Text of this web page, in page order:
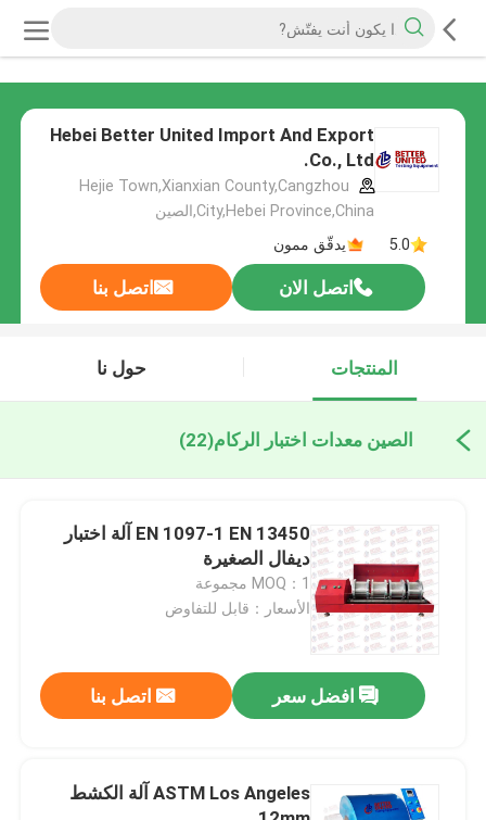
Hebei Better United Import And Export
Co., Ltd.
Hejie Town,Xianxian County,Cangzhou
City,Hebei Province,China,الصين
5.0
يدقّق ممون
اتصل الان اتصل بنا
المنتجات حول نا
الصين معدات اختبار الركام(22)
EN 1097-1 EN 13450 آلة اختبار
ديفال الصغيرة
MOQ：1 مجموعة
الأسعار：قابل للتفاوض
افضل سعر اتصل بنا
ASTM Los Angeles آلة الكشط